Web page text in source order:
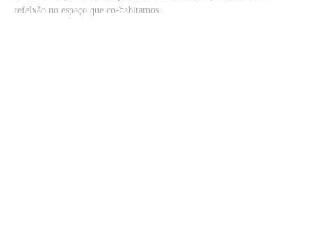
refelxão no espaço que co-habitamos.